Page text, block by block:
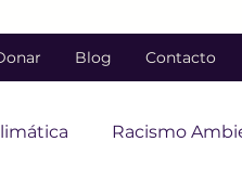
Blog Contacto
Racismo